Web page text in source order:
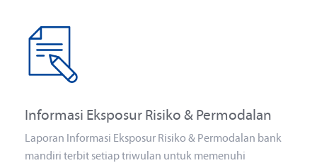
Informasi Eksposur Risiko & Permodalan
Laporan Informasi Eksposur Risiko & Permodalan bank
mandiri terbit setiap triwulan untuk memenuhi